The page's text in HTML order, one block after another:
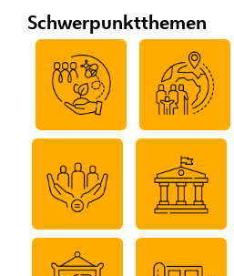
Schwerpunktthemen